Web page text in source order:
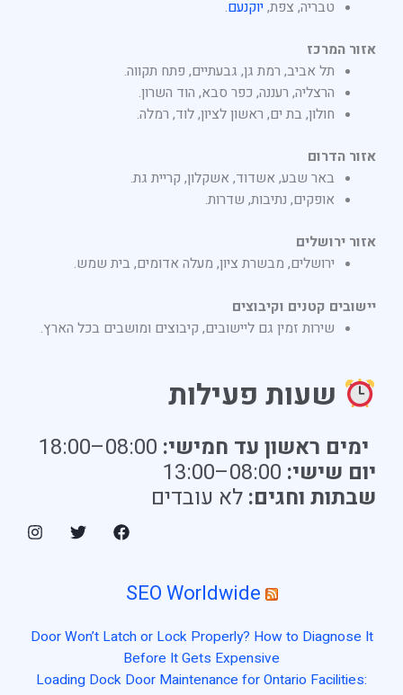
טבריה, צפת,יוקנעם.
אזור המרכז
תל אביב, רמת גן, גבעתיים, פתח תקווה.
הרצליה, רעננה, כפר סבא, הוד השרון.
חולון, בת ים, ראשון לציון, לוד, רמלה.
אזור הדרום
באר שבע, אשדוד, אשקלון, קריית גת.
אופקים, נתיבות, שדרות.
אזור ירושלים
ירושלים, מבשרת ציון, מעלה אדומים, בית שמש.
יישובים קטנים וקיבוצים
שירות זמין גם ליישובים, קיבוצים ומושבים בכל הארץ.
שעות פעילות
ימים ראשון עד חמישי: 08:00–18:00
יום שישי:
שבתות וחגים: לא עובדים
SEO Worldwide
Door Won’t Latch or Lock Properly? How to Diagnose It
Before It Gets Expensive
Loading Dock Door Maintenance for Ontario Facilities: